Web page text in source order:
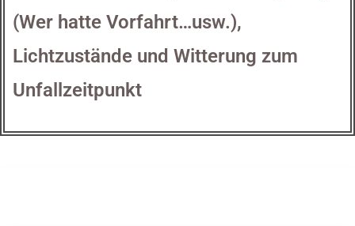
(Wer hatte Vorfahrt…usw.),
Lichtzustände und Witterung zum
Unfallzeitpunkt